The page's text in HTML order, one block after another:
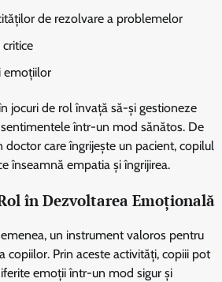
de rezolvare a problemelor
emoțiilor
jocuri de rol învață să-și gestioneze
într-un mod sănătos. De
care îngrijește un pacient, copilul
înseamnă empatia și îngrijirea.
în Dezvoltarea Emoțională
un instrument valoros pentru
copiilor. Prin aceste activități, copiii pot
emoții într-un mod sigur și